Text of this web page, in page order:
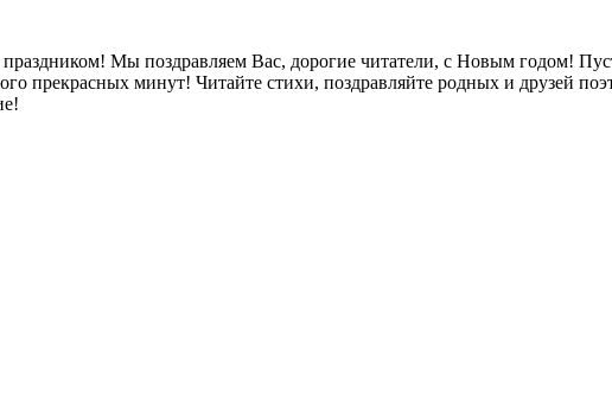
Мы поздравляем Вас, дорогие читатели, с Новым годом!
прекрасных минут! Читайте стихи, поздравляйте родных и друзей